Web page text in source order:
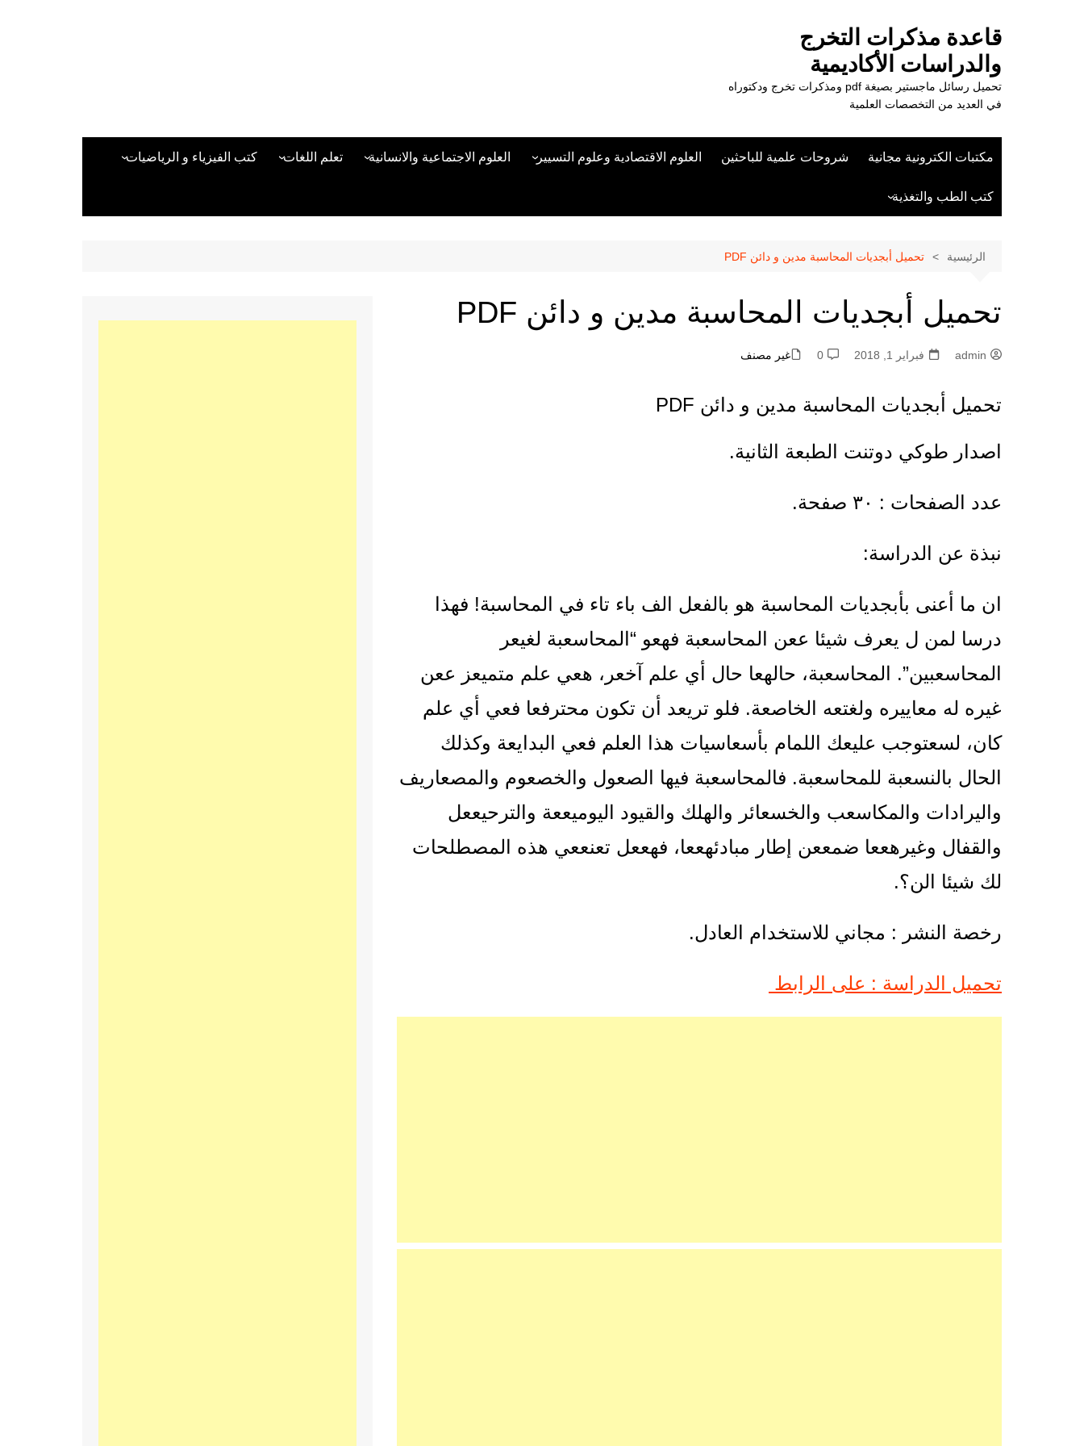
قاعدة مذكرات التخرج
والدراسات الأكاديمية
تحميل رسائل ماجستير بصيغة pdf ومذكرات تخرج ودكتوراه
في العديد من التخصصات العلمية
مكتبات الكترونية مجانية شروحات علمية للباحثين العلوم الاقتصادية وعلوم التسيير
علوم الادارة والموارد البشرية
العلوم الاجتماعية والانسانية
منهجية البحث العلمي
تعلم اللغات
تعلم اللغة التركية
كتب الفيزياء و الرياضيات
كتب لغات البرمجة
كتب الطب والتغذية
الرئيسية تحميل أبجديات المحاسبة مدين و دائن PDF
تحميل أبجديات المحاسبة مدين و دائن PDF
admin فبراير 1, 2018 0 غير مصنف
تحميل أبجديات المحاسبة مدين و دائن PDF
اصدار طوكي دوتنت الطبعة الثانية.
عدد الصفحات : ٣٠ صفحة.
نبذة عن الدراسة:
ان ما أعنى بأبجديات المحاسبة هو بالفعل الف باء تاء في المحاسبة! فهذا
درسا لمن ل يعرف شيئا ععن المحاسعبة فهعو “المحاسعبة لغيعر
المحاسعبين”. المحاسعبة، حالهعا حال أي علم آخعر، هعي علم متميعز ععن
غيره له معاييره ولغتعه الخاصعة. فلو تريعد أن تكون محترفعا فعي أي علم
كان، لسعتوجب عليعك اللمام بأسعاسيات هذا العلم فعي البدايعة وكذلك
الحال بالنسعبة للمحاسعبة. فالمحاسعبة فيها الصعول والخصعوم والمصعاريف
واليرادات والمكاسعب والخسعائر والهلك والقيود اليوميععة والترحيععل
والقفال وغيرهععا ضمععن إطار مبادئهععا، فهععل تعنععي هذه المصطلحات
لك شيئا الن؟.
رخصة النشر : مجاني للاستخدام العادل.
تحميل الدراسة : على الرابط